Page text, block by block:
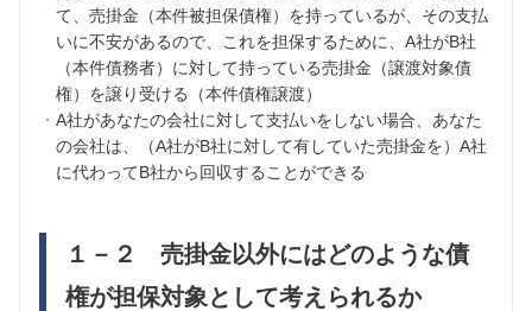
て、売掛金（本件被担保債権）を持っているが、その支払
いに不安があるので、これを担保するために、 A社がB社
（本件債務者）に対して持っている売掛金（譲渡対象債
権）を譲り受ける（本件債権譲渡）
A社があなたの会社に対して支払いをしない場合、あなた
の会社は、（A社がB社に対して有していた売掛金を） A社
に代わってB社から回収することができる
１－２ 売掛金以外にはどのような債
権が担保対象として考えられるか